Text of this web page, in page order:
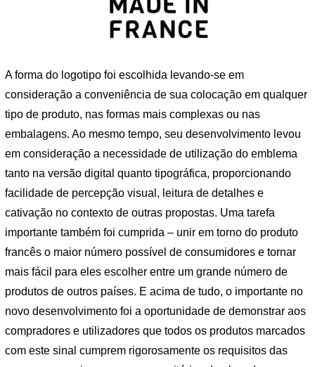
A forma do logotipo foi escolhida levando-se em
consideração a conveniência de sua colocação em qualquer
tipo de produto, nas formas mais complexas ou nas
embalagens. Ao mesmo tempo, seu desenvolvimento levou
em consideração a necessidade de utilização do emblema
tanto na versão digital quanto tipográfica, proporcionando
facilidade de percepção visual, leitura de detalhes e
cativação no contexto de outras propostas. Uma tarefa
importante também foi cumprida – unir em torno do produto
francês o maior número possível de consumidores e tornar
mais fácil para eles escolher entre um grande número de
produtos de outros países. E acima de tudo, o importante no
novo desenvolvimento foi a oportunidade de demonstrar aos
compradores e utilizadores que todos os produtos marcados
com este sinal cumprem rigorosamente os requisitos das